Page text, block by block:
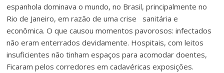
espanhola dominava o mundo, no Brasil, principalmente no
Rio de Janeiro, em razão de uma crise sanitária e
econômica. O que causou momentos pavorosos: infectados
não eram enterrados devidamente. Hospitais, com leitos
insuficientes não tinham espaços para acomodar doentes,
Ficaram pelos corredores em cadavéricas exposições.